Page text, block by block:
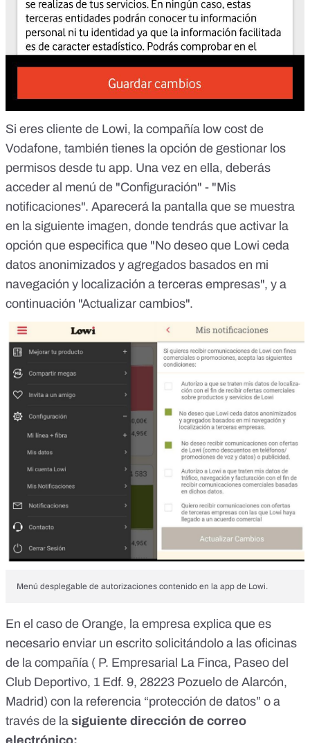
Si eres cliente de Lowi, la compañía low cost de
Vodafone, también tienes la opción de gestionar los
permisos desde tu app. Una vez en ella, deberás
acceder al menú de "Configuración" - "Mis
notificaciones". Aparecerá la pantalla que se muestra
en la siguiente imagen, donde tendrás que activar la
opción que especifica que "No deseo que Lowi ceda
datos anonimizados y agregados basados en mi
navegación y localización a terceras empresas", y a
continuación "Actualizar cambios".
Menú desplegable de autorizaciones contenido en la app de Lowi.
En el caso de Orange, la empresa explica que es
necesario enviar un escrito solicitándolo a las oficinas
de la compañía ( P. Empresarial La Finca, Paseo del
Club Deportivo, 1 Edf. 9, 28223 Pozuelo de Alarcón,
Madrid) con la referencia “protección de datos” o a
través de la siguiente dirección de correo
electrónico: